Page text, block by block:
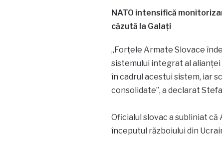
NATO intensifică
căzută la Galați
„Forţele Armate Slovace
sistemului integrat al alianţei
în cadrul acestui sistem, iar
consolidate”, a declarat
Oficialul slovac a subliniat
începutul războiului din